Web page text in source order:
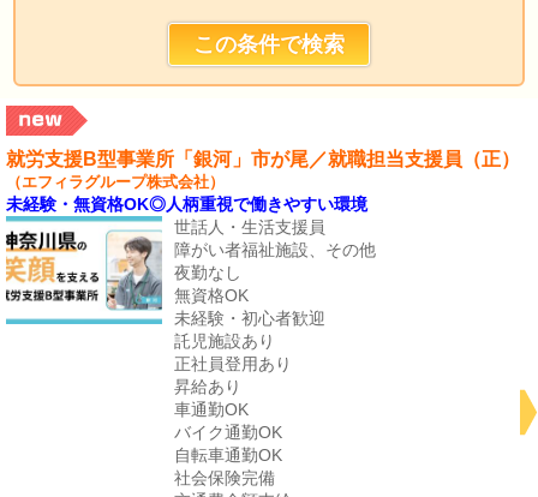
就労支援B型事業所「銀河」市が尾／就職担当支援員（正）
（エフィラグループ株式会社）
未経験・無資格OK◎人柄重視で働きやすい環境
世話人・生活支援員
障がい者福祉施設、その他
夜勤なし
無資格OK
未経験・初心者歓迎
託児施設あり
正社員登用あり
昇給あり
車通勤OK
バイク通勤OK
自転車通勤OK
社会保険完備